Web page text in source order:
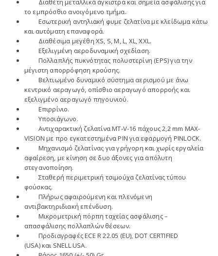
Διαθέτη μεταλλικά άγκιστρα και σημεία ασφάλισης για
το εμπρόσθιο ανοιγόμενο τμήμα.
Εσωτερική αντηλιακή φυμε ζελατίνα με κλείδωμα κάτω
και αυτόματη επαναφορά.
Διαθέσιμα μεγέθη XS, S, M, L, XL, XXL.
Εξελιγμένη αεροδυναμική σχεδίαση.
Πολλαπλής πυκνότητας πολυστερίνη (EPS) για την
μέγιστη απορρόφηση κρούσης.
Βελτιωμένο δυναμικό σύστημα αερισμού με άνω
κεντρικό αεραγωγό, οπίσθιο αεραγωγό απορροής και
εξελιγμένο αεραγωγό πηγουνιού.
Επιρρίνιο.
Υποσιάγωνο.
Αντιχαρακτική ζελατίνα MT-V-16 πάχους 2,2 mm MAX-
VISION με προ εγκατεστημένα PIN για εφαρμογή PINLOCK.
Μηχανισμό ζελατίνας για γρήγορη και χωρίς εργαλεία
αφαίρεση, με κίνηση σε δυο άξονες για απόλυτη
στεγανοποίηση.
Σταθερή περιμετρική τσιμούχα ζελατίνας τύπου
φούσκας.
Πλήρως αφαιρούμενη και πλενόμενη
αντιβακτηριδιακή επένδυση.
Μικρομετρική πόρπη ταχείας ασφάλισης –
απασφάλισης πολλαπλών θέσεων.
Προδιαγραφές ECE R 22.05 (EU), DOT CERTIFIED
(USA) και SNELL USA.